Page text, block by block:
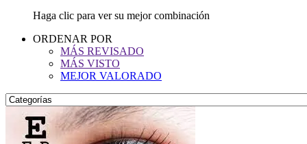
Haga clic para ver su mejor combinación
ORDENAR POR
MÁS REVISADO
MÁS VISTO
MEJOR VALORADO